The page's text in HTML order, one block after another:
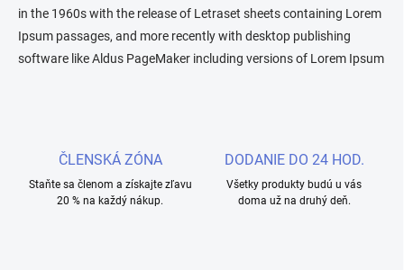
in the 1960s with the release of Letraset sheets containing Lorem
Ipsum passages, and more recently with desktop publishing
software like Aldus PageMaker including versions of Lorem Ipsum
ČLENSKÁ ZÓNA
Staňte sa členom a získajte zľavu
20 % na každý nákup.
DODANIE DO 24 HOD.
Všetky produkty budú u vás
doma už na druhý deň.